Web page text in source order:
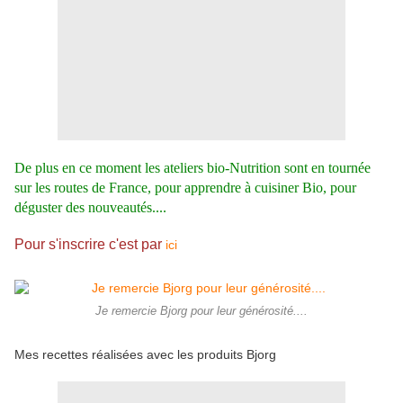
De plus en ce moment les ateliers bio-Nutrition sont en tournée
sur les routes de France, pour apprendre à cuisiner Bio, pour
déguster des nouveautés....
Pour s'inscrire c'est par ici
Je remercie Bjorg pour leur générosité....
Mes recettes réalisées avec les produits Bjorg